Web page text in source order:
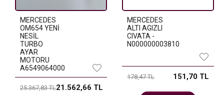
MERCEDES
OM654 YENİ
NESİL
TURBO
AYAR
MOTORU
A6549064000
25.367,83 TL21.562,66 TL
MERCEDES
ALTI AGIZLI
CIVATA -
N000000003810
178,47 TL 151,70 TL